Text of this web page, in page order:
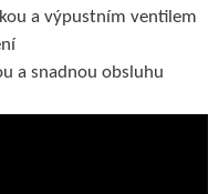
a výpustním ventilem
a snadnou obsluhu